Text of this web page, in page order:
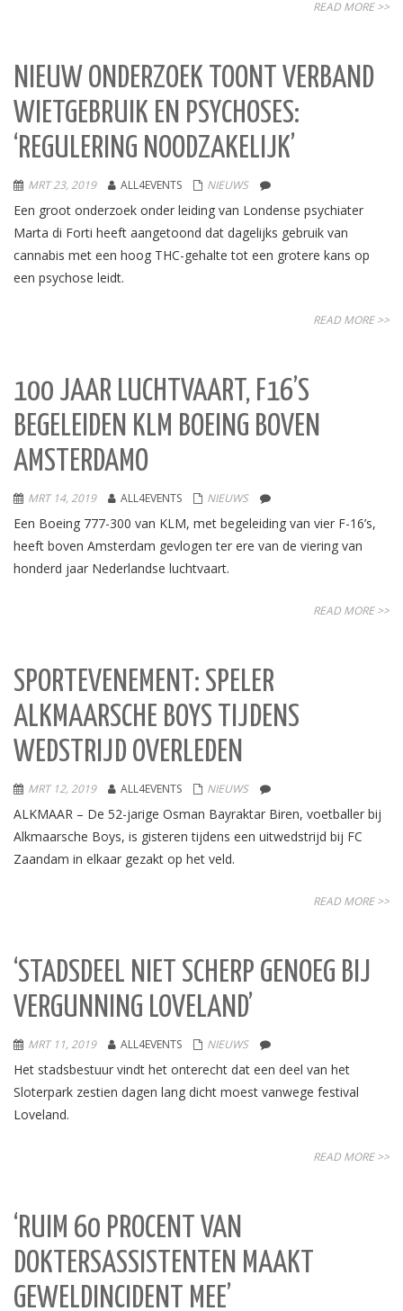
READ MORE >>
NIEUW ONDERZOEK TOONT VERBAND
WIETGEBRUIK EN PSYCHOSES:
‘REGULERING NOODZAKELIJK’
MRT 23, 2019 ALL4EVENTS NIEUWS
Een groot onderzoek onder leiding van Londense psychiater
Marta di Forti heeft aangetoond dat dagelijks gebruik van
cannabis met een hoog THC-gehalte tot een grotere kans op
een psychose leidt.
READ MORE >>
100 JAAR LUCHTVAART, F16’S
BEGELEIDEN KLM BOEING BOVEN
AMSTERDAMO
MRT 14, 2019 ALL4EVENTS NIEUWS
Een Boeing 777-300 van KLM, met begeleiding van vier F-16’s,
heeft boven Amsterdam gevlogen ter ere van de viering van
honderd jaar Nederlandse luchtvaart.
READ MORE >>
SPORTEVENEMENT: SPELER
ALKMAARSCHE BOYS TIJDENS
WEDSTRIJD OVERLEDEN
MRT 12, 2019 ALL4EVENTS NIEUWS
ALKMAAR – De 52-jarige Osman Bayraktar Biren, voetballer bij
Alkmaarsche Boys, is gisteren tijdens een uitwedstrijd bij FC
Zaandam in elkaar gezakt op het veld.
READ MORE >>
‘STADSDEEL NIET SCHERP GENOEG BIJ
VERGUNNING LOVELAND’
MRT 11, 2019 ALL4EVENTS NIEUWS
Het stadsbestuur vindt het onterecht dat een deel van het
Sloterpark zestien dagen lang dicht moest vanwege festival
Loveland.
READ MORE >>
‘RUIM 60 PROCENT VAN
DOKTERSASSISTENTEN MAAKT
GEWELDINCIDENT MEE’